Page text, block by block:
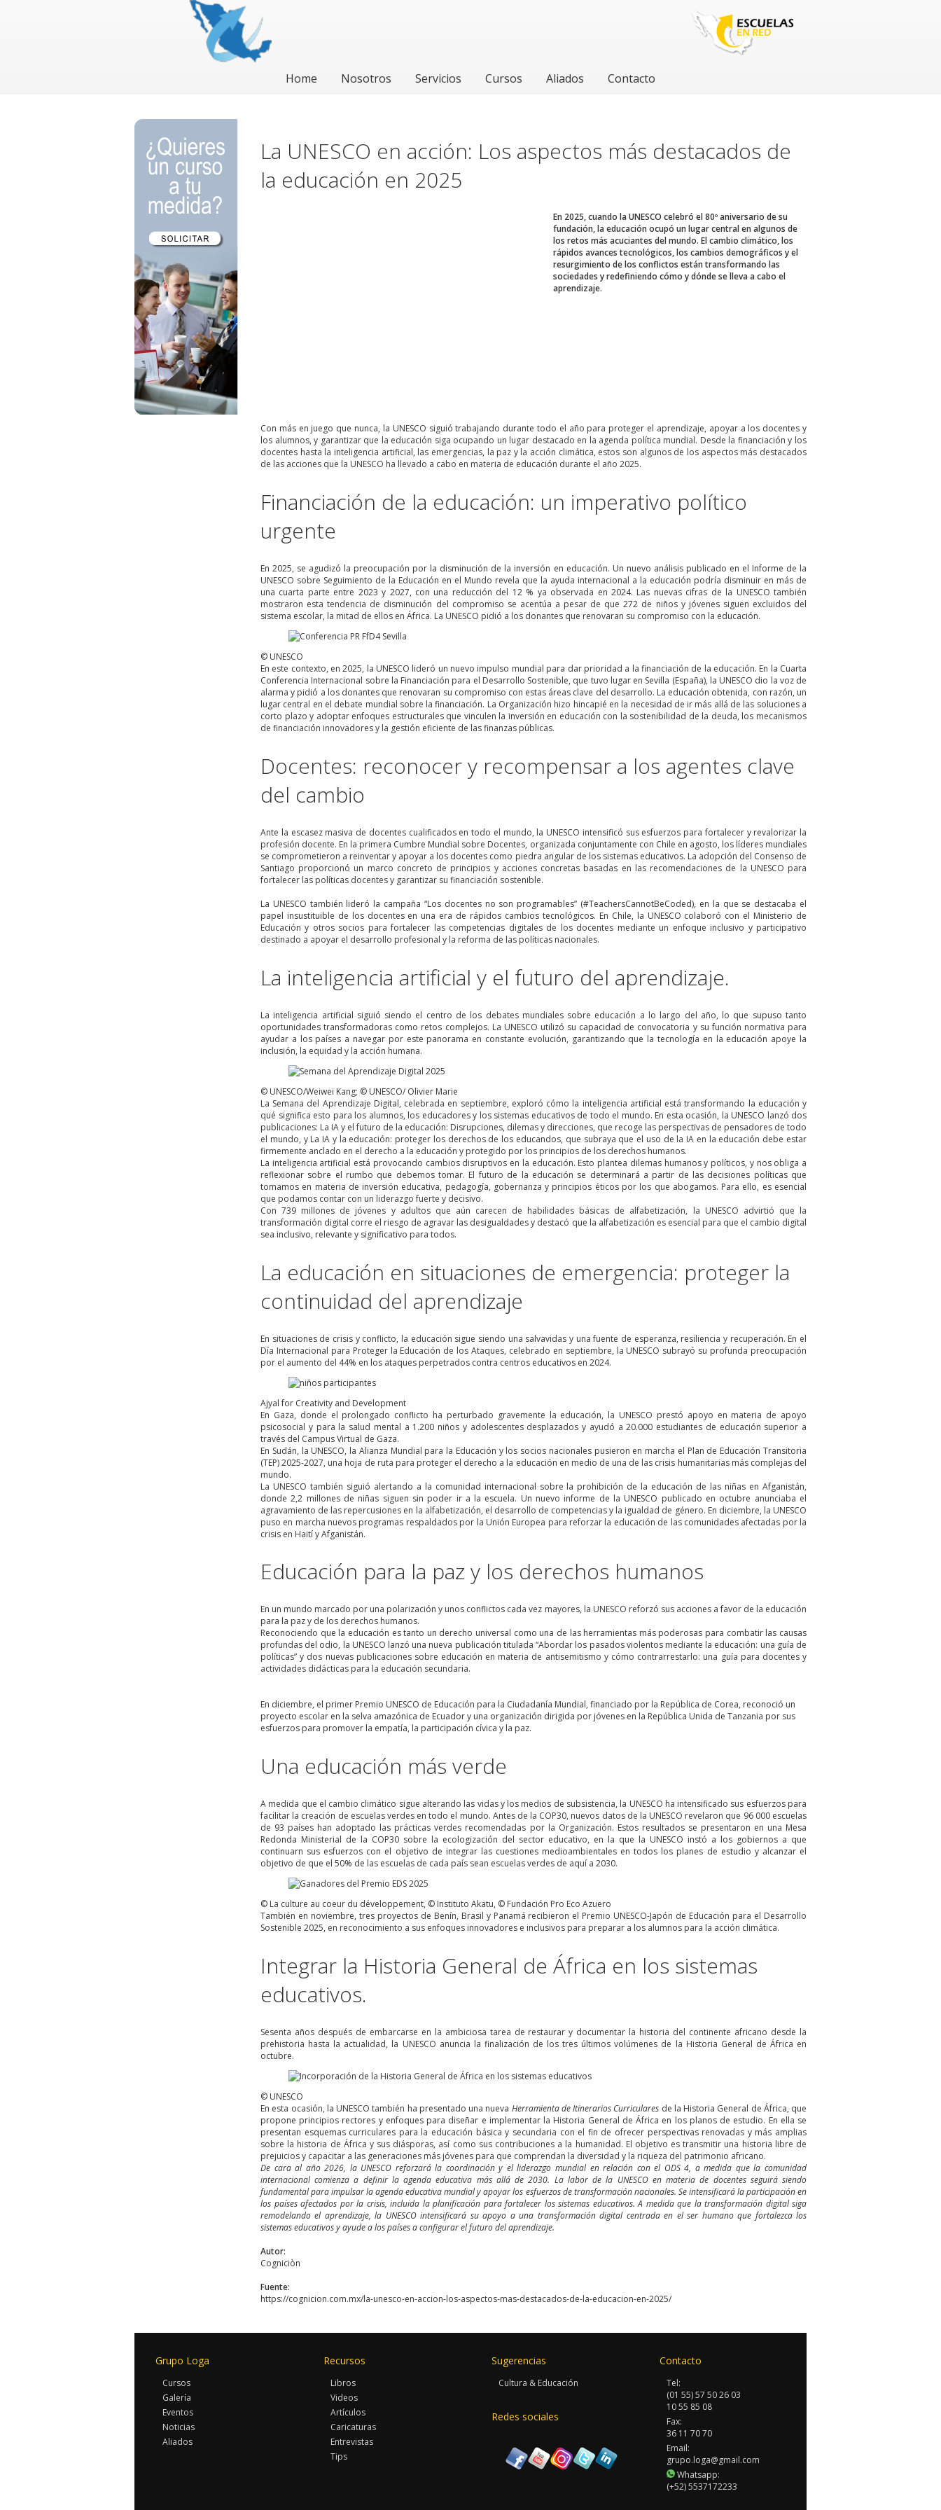
Home Nosotros Servicios Cursos Aliados Contacto
La UNESCO en acción: Los aspectos más destacados de
la educación en 2025
En 2025, cuando la UNESCO celebró el 80º aniversario de su
fundación, la educación ocupó un lugar central en algunos de
los retos más acuciantes del mundo. El cambio climático, los
rápidos avances tecnológicos, los cambios demográficos y el
resurgimiento de los conflictos están transformando las
sociedades y redefiniendo cómo y dónde se lleva a cabo el
aprendizaje.
Con más en juego que nunca, la UNESCO siguió trabajando durante todo el año para proteger el aprendizaje, apoyar a los docentes y
los alumnos, y garantizar que la educación siga ocupando un lugar destacado en la agenda política mundial. Desde la financiación y los
docentes hasta la inteligencia artificial, las emergencias, la paz y la acción climática, estos son algunos de los aspectos más destacados
de las acciones que la UNESCO ha llevado a cabo en materia de educación durante el año 2025.
Financiación de la educación: un imperativo político
urgente
En 2025, se agudizó la preocupación por la disminución de la inversión en educación. Un nuevo análisis publicado en el Informe de la
UNESCO sobre Seguimiento de la Educación en el Mundo revela que la ayuda internacional a la educación podría disminuir en más de
una cuarta parte entre 2023 y 2027, con una reducción del 12 % ya observada en 2024. Las nuevas cifras de la UNESCO también
mostraron esta tendencia de disminución del compromiso se acentúa a pesar de que 272 de niños y jóvenes siguen excluidos del
sistema escolar, la mitad de ellos en África. La UNESCO pidió a los donantes que renovaran su compromiso con la educación.
© UNESCO
En este contexto, en 2025, la UNESCO lideró un nuevo impulso mundial para dar prioridad a la financiación de la educación. En la Cuarta
Conferencia Internacional sobre la Financiación para el Desarrollo Sostenible, que tuvo lugar en Sevilla (España), la UNESCO dio la voz de
alarma y pidió a los donantes que renovaran su compromiso con estas áreas clave del desarrollo. La educación obtenida, con razón, un
lugar central en el debate mundial sobre la financiación. La Organización hizo hincapié en la necesidad de ir más allá de las soluciones a
corto plazo y adoptar enfoques estructurales que vinculen la inversión en educación con la sostenibilidad de la deuda, los mecanismos
de financiación innovadores y la gestión eficiente de las finanzas públicas.
Docentes: reconocer y recompensar a los agentes clave
del cambio
Ante la escasez masiva de docentes cualificados en todo el mundo, la UNESCO intensificó sus esfuerzos para fortalecer y revalorizar la
profesión docente. En la primera Cumbre Mundial sobre Docentes, organizada conjuntamente con Chile en agosto, los líderes mundiales
se comprometieron a reinventar y apoyar a los docentes como piedra angular de los sistemas educativos. La adopción del Consenso de
Santiago proporcionó un marco concreto de principios y acciones concretas basadas en las recomendaciones de la UNESCO para
fortalecer las políticas docentes y garantizar su financiación sostenible.
La UNESCO también lideró la campaña “Los docentes no son programables” (#TeachersCannotBeCoded), en la que se destacaba el
papel insustituible de los docentes en una era de rápidos cambios tecnológicos. En Chile, la UNESCO colaboró con el Ministerio de
Educación y otros socios para fortalecer las competencias digitales de los docentes mediante un enfoque inclusivo y participativo
destinado a apoyar el desarrollo profesional y la reforma de las políticas nacionales.
La inteligencia artificial y el futuro del aprendizaje.
La inteligencia artificial siguió siendo el centro de los debates mundiales sobre educación a lo largo del año, lo que supuso tanto
oportunidades transformadoras como retos complejos. La UNESCO utilizó su capacidad de convocatoria y su función normativa para
ayudar a los países a navegar por este panorama en constante evolución, garantizando que la tecnología en la educación apoye la
inclusión, la equidad y la acción humana.
© UNESCO/Weiwei Kang; © UNESCO/ Olivier Marie
La Semana del Aprendizaje Digital, celebrada en septiembre, exploró cómo la inteligencia artificial está transformando la educación y
qué significa esto para los alumnos, los educadores y los sistemas educativos de todo el mundo. En esta ocasión, la UNESCO lanzó dos
publicaciones: La IA y el futuro de la educación: Disrupciones, dilemas y direcciones, que recoge las perspectivas de pensadores de todo
el mundo, y La IA y la educación: proteger los derechos de los educandos, que subraya que el uso de la IA en la educación debe estar
firmemente anclado en el derecho a la educación y protegido por los principios de los derechos humanos.
La inteligencia artificial está provocando cambios disruptivos en la educación. Esto plantea dilemas humanos y políticos, y nos obliga a
reflexionar sobre el rumbo que debemos tomar. El futuro de la educación se determinará a partir de las decisiones políticas que
tomamos en materia de inversión educativa, pedagogía, gobernanza y principios éticos por los que abogamos. Para ello, es esencial
que podamos contar con un liderazgo fuerte y decisivo.
Con 739 millones de jóvenes y adultos que aún carecen de habilidades básicas de alfabetización, la UNESCO advirtió que la
transformación digital corre el riesgo de agravar las desigualdades y destacó que la alfabetización es esencial para que el cambio digital
sea inclusivo, relevante y significativo para todos.
La educación en situaciones de emergencia: proteger la
continuidad del aprendizaje
En situaciones de crisis y conflicto, la educación sigue siendo una salvavidas y una fuente de esperanza, resiliencia y recuperación. En el
Día Internacional para Proteger la Educación de los Ataques, celebrado en septiembre, la UNESCO subrayó su profunda preocupación
por el aumento del 44% en los ataques perpetrados contra centros educativos en 2024.
Ajyal for Creativity and Development
En Gaza, donde el prolongado conflicto ha perturbado gravemente la educación, la UNESCO prestó apoyo en materia de apoyo
psicosocial y para la salud mental a 1.200 niños y adolescentes desplazados y ayudó a 20.000 estudiantes de educación superior a
través del Campus Virtual de Gaza.
En Sudán, la UNESCO, la Alianza Mundial para la Educación y los socios nacionales pusieron en marcha el Plan de Educación Transitoria
(TEP) 2025-2027, una hoja de ruta para proteger el derecho a la educación en medio de una de las crisis humanitarias más complejas del
mundo.
La UNESCO también siguió alertando a la comunidad internacional sobre la prohibición de la educación de las niñas en Afganistán,
donde 2,2 millones de niñas siguen sin poder ir a la escuela. Un nuevo informe de la UNESCO publicado en octubre anunciaba el
agravamiento de las repercusiones en la alfabetización, el desarrollo de competencias y la igualdad de género. En diciembre, la UNESCO
puso en marcha nuevos programas respaldados por la Unión Europea para reforzar la educación de las comunidades afectadas por la
crisis en Haití y Afganistán.
Educación para la paz y los derechos humanos
En un mundo marcado por una polarización y unos conflictos cada vez mayores, la UNESCO reforzó sus acciones a favor de la educación
para la paz y de los derechos humanos.
Reconociendo que la educación es tanto un derecho universal como una de las herramientas más poderosas para combatir las causas
profundas del odio, la UNESCO lanzó una nueva publicación titulada “Abordar los pasados violentos mediante la educación: una guía de
políticas” y dos nuevas publicaciones sobre educación en materia de antisemitismo y cómo contrarrestarlo: una guía para docentes y
actividades didácticas para la educación secundaria.
En diciembre, el primer Premio UNESCO de Educación para la Ciudadanía Mundial, financiado por la República de Corea, reconoció un
proyecto escolar en la selva amazónica de Ecuador y una organización dirigida por jóvenes en la República Unida de Tanzania por sus
esfuerzos para promover la empatía, la participación cívica y la paz.
Una educación más verde
A medida que el cambio climático sigue alterando las vidas y los medios de subsistencia, la UNESCO ha intensificado sus esfuerzos para
facilitar la creación de escuelas verdes en todo el mundo. Antes de la COP30, nuevos datos de la UNESCO revelaron que 96 000 escuelas
de 93 países han adoptado las prácticas verdes recomendadas por la Organización. Estos resultados se presentaron en una Mesa
Redonda Ministerial de la COP30 sobre la ecologización del sector educativo, en la que la UNESCO instó a los gobiernos a que
continuarn sus esfuerzos con el objetivo de integrar las cuestiones medioambientales en todos los planes de estudio y alcanzar el
objetivo de que el 50% de las escuelas de cada país sean escuelas verdes de aquí a 2030.
© La culture au coeur du développement, © Instituto Akatu, © Fundación Pro Eco Azuero
También en noviembre, tres proyectos de Benín, Brasil y Panamá recibieron el Premio UNESCO-Japón de Educación para el Desarrollo
Sostenible 2025, en reconocimiento a sus enfoques innovadores e inclusivos para preparar a los alumnos para la acción climática.
Integrar la Historia General de África en los sistemas
educativos.
Sesenta años después de embarcarse en la ambiciosa tarea de restaurar y documentar la historia del continente africano desde la
prehistoria hasta la actualidad, la UNESCO anuncia la finalización de los tres últimos volúmenes de la Historia General de África en
octubre.
© UNESCO
En esta ocasión, la UNESCO también ha presentado una nueva Herramienta de Itinerarios Curriculares de la Historia General de África, que
propone principios rectores y enfoques para diseñar e implementar la Historia General de África en los planos de estudio. En ella se
presentan esquemas curriculares para la educación básica y secundaria con el fin de ofrecer perspectivas renovadas y más amplias
sobre la historia de África y sus diásporas, así como sus contribuciones a la humanidad. El objetivo es transmitir una historia libre de
prejuicios y capacitar a las generaciones más jóvenes para que comprendan la diversidad y la riqueza del patrimonio africano.
De cara al año 2026, la UNESCO reforzará la coordinación y el liderazgo mundial en relación con el ODS 4, a medida que la comunidad
internacional comienza a definir la agenda educativa más allá de 2030. La labor de la UNESCO en materia de docentes seguirá siendo
fundamental para impulsar la agenda educativa mundial y apoyar los esfuerzos de transformación nacionales. Se intensificará la participación en
los países afectados por la crisis, incluida la planificación para fortalecer los sistemas educativos. A medida que la transformación digital siga
remodelando el aprendizaje, la UNESCO intensificará su apoyo a una transformación digital centrada en el ser humano que fortalezca los
sistemas educativos y ayude a los países a configurar el futuro del aprendizaje.
Autor:
Cogniciòn
Fuente:
https://cognicion.com.mx/la-unesco-en-accion-los-aspectos-mas-destacados-de-la-educacion-en-2025/
Grupo Loga
Cursos
Galería
Eventos
Noticias
Aliados
Recursos
Libros
Videos
Artículos
Caricaturas
Entrevistas
Tips
Sugerencias
Cultura & Educación
Redes sociales
Contacto
Tel:
(01 55) 57 50 26 03
10 55 85 08
Fax:
36 11 70 70
Email:
grupo.loga@gmail.com
Whatsapp:
(+52) 5537172233